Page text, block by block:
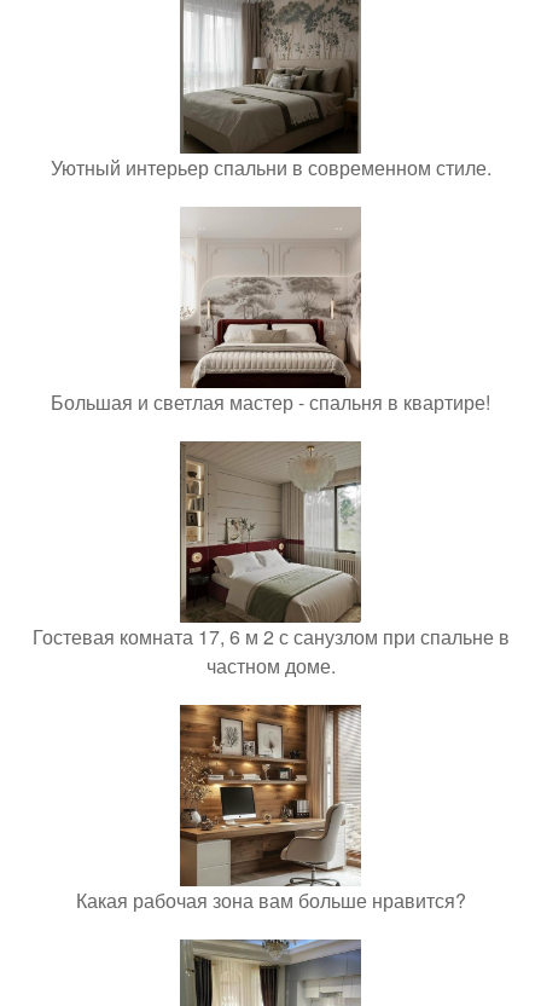
Уютный интерьер спальни в современном стиле.
Большая и светлая мастер - спальня в квартире!
Гостевая комната 17, 6 м 2 с санузлом при спальне в
частном доме.
Какая рабочая зона вам больше нравится?